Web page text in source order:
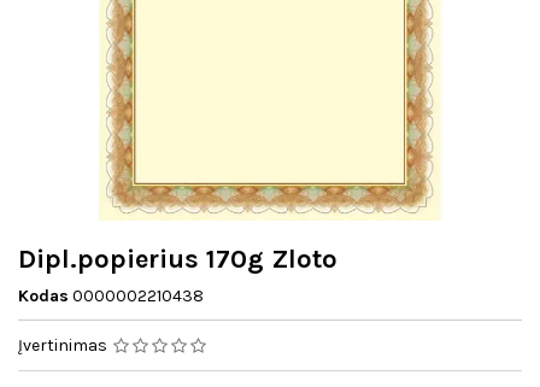
Dipl.popierius 170g Zloto
Kodas 0000002210438
Įvertinimas